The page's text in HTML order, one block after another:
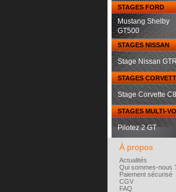
STAGES FORD
Mustang Shelby
GT500
STAGES NISSAN
Stage Nissan
STAGES
Stage Corvette C8
STAGES MULTI-
Pilotez 2 GT
À propos
Actualités
Qui sommes-nous
Paiement sécurisé
CGV
FAQ